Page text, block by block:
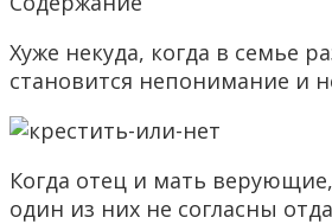
Хуже некуда, когда в семье
становится непонимание и
Когда отец и мать
один из них не согласны